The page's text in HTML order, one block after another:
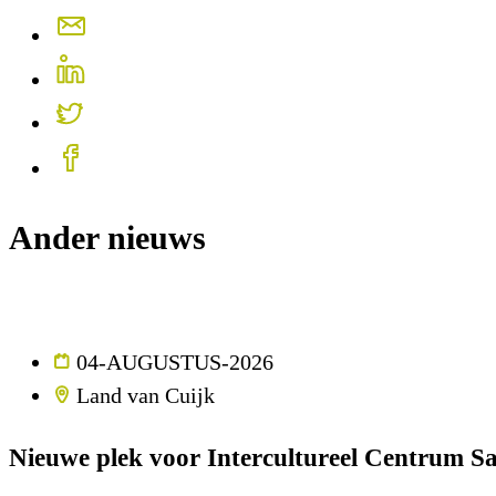
Ander nieuws
04-AUGUSTUS-2026
Land van Cuijk
Nieuwe plek voor Intercultureel Centrum